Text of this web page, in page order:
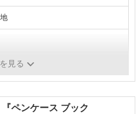
デザイン
見る
ペンケース ブック